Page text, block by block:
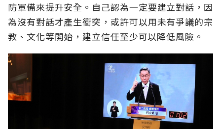
防軍備來提升安全。自己認為一定要建立對話，因
為沒有對話才產生衝突，或許可以用未有爭議的宗
教、文化等開始，建立信任至少可以降低風險。